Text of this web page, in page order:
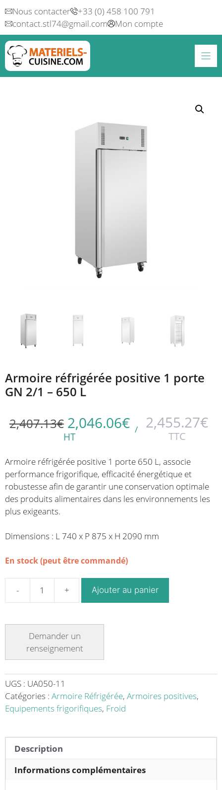
Aller
au
contenu
Nous contacter
+33 (0) 458 100 791
contact.stl74@gmail.com
Mon compte
Armoire réfrigérée positive 1 porte
GN 2/1 – 650 L
2,407.13€ 2,046.06€
HT
/ 2,455.27€
TTC
Armoire réfrigérée positive 1 porte 650 L, associe
performance frigorifique, efficacité énergétique et
robustesse afin de garantir une conservation optimale
des produits alimentaires dans les environnements les
plus exigeants.
Dimensions : L 740 x P 875 x H 2090 mm
En stock (peut être commandé)
quantité
réfrigérée
positive
1
2/1
-
Ajouter au panier
UGS : UA050-11
Catégories : Armoire Réfrigérée, Armoires positives,
Equipements frigorifiques, Froid
Description
Informations complémentaires